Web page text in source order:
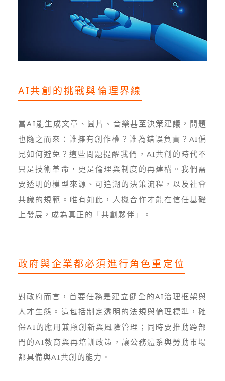
AI共創的挑戰與倫理界線
當AI能生成文章、圖片、音樂甚至決策建議，問題
也隨之而來：誰擁有創作權？誰為錯誤負責？AI偏
見如何避免？這些問題提醒我們，AI共創的時代不
只是技術革命，更是倫理與制度的再建構。我們需
要透明的模型來源、可追溯的決策流程，以及社會
共識的規範。唯有如此，人機合作才能在信任基礎
上發展，成為真正的「共創夥伴」。
政府與企業都必須進行角色重定位
對政府而言，首要任務是建立健全的AI治理框架與
人才生態。這包括制定透明的法規與倫理標準，確
保AI的應用兼顧創新與風險管理；同時要推動跨部
門的AI教育與再培訓政策，讓公務體系與勞動市場
都具備與AI共創的能力。